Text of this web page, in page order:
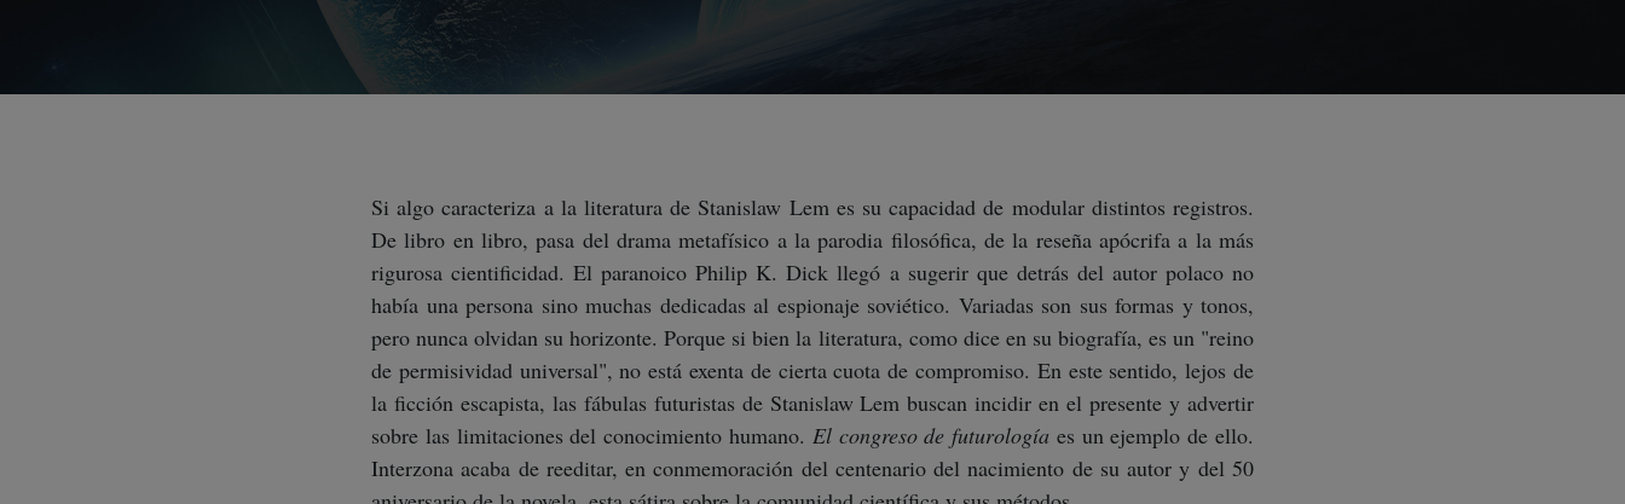
Si algo caracteriza a la literatura de Stanislaw Lem es su capacidad de modular distintos registros.
De libro en libro, pasa del drama metafísico a la parodia filosófica, de la reseña apócrifa a la más
rigurosa cientificidad. El paranoico Philip K. Dick llegó a sugerir que detrás del autor polaco no
había una persona sino muchas dedicadas al espionaje soviético. Variadas son sus formas y tonos,
pero nunca olvidan su horizonte. Porque si bien la literatura, como dice en su biografía, es un "reino
de permisividad universal", no está exenta de cierta cuota de compromiso. En este sentido, lejos de
la ficción escapista, las fábulas futuristas de Stanislaw Lem buscan incidir en el presente y advertir
sobre las limitaciones del conocimiento humano. El congreso de futurología es un ejemplo de ello.
Interzona acaba de reeditar, en conmemoración del centenario del nacimiento de su autor y del 50